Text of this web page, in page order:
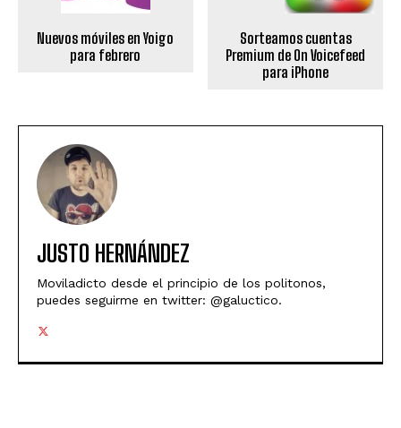
Nuevos móviles en Yoigo
para febrero
Sorteamos cuentas
Premium de On Voicefeed
para iPhone
JUSTO HERNÁNDEZ
Moviladicto desde el principio de los politonos,
puedes seguirme en twitter: @galuctico.